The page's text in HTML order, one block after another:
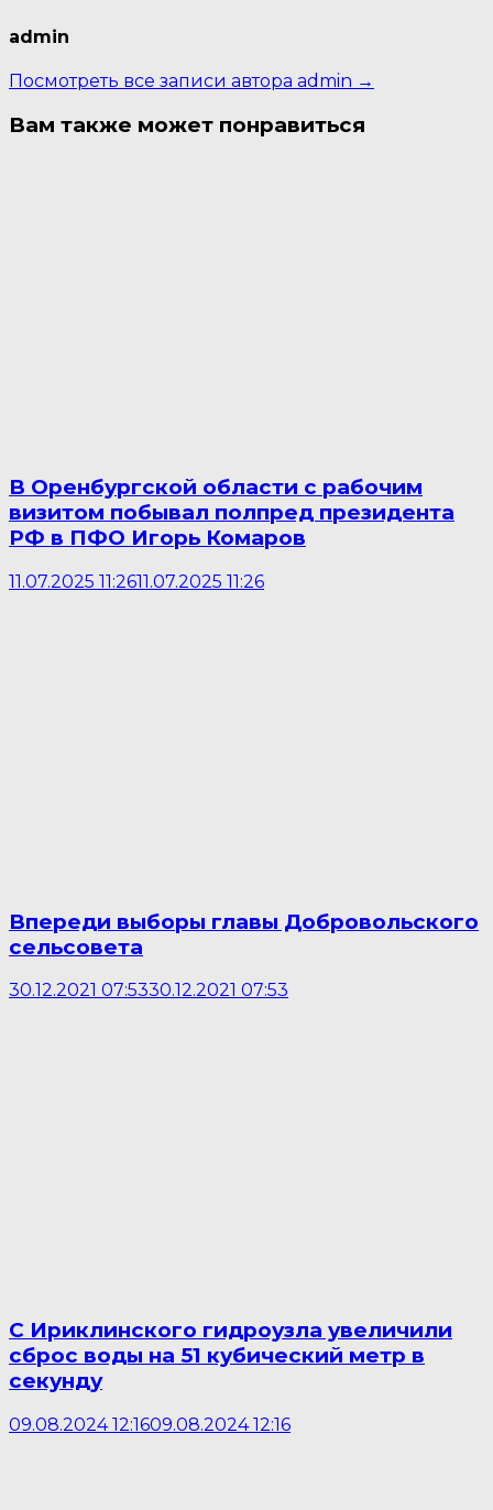
admin
Посмотреть все записи автора admin →
Вам также может понравиться
В Оренбургской области с рабочим
визитом побывал полпред президента
РФ в ПФО Игорь Комаров
11.07.2025 11:2611.07.2025 11:26
Впереди выборы главы Добровольского
сельсовета
30.12.2021 07:5330.12.2021 07:53
С Ириклинского гидроузла увеличили
сброс воды на 51 кубический метр в
секунду
09.08.2024 12:1609.08.2024 12:16